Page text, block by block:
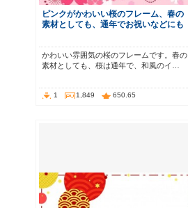
ピンクがかわいい桜のフレーム、春の
素材としても、通年でお祝いなどにも
かわいい雰囲気の桜のフレームです。春の
素材としても、桜は通年で、和風のイ…
1 1,849 650.65